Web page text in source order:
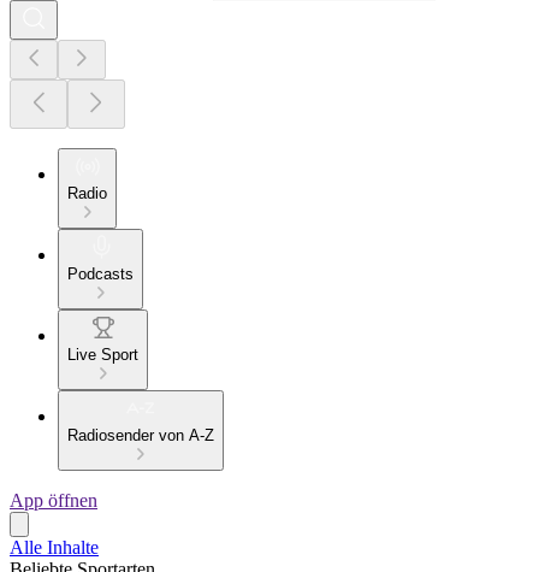
Radio
Podcasts
Live Sport
Radiosender von A-Z
App öffnen
Alle Inhalte